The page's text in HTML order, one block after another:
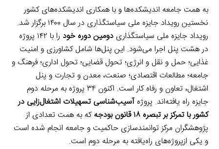
به همت جامعه اندیشکده‌ها و با همکاری اندیشکده‌های کشور
نخستین رویداد جایزه ملی سیاستگذاری در سال ۱۴۰۰ برگزار شد.
رویداد جایزه ملی سیاستگذاریدومین دوره خود
را با ۱۴۲ پروژه
در هشت پنل اجرا می‌شود. این پنل‌ها شامل کشاورزی و امنیت
غذایی؛ حمل و نقل و انرژی؛‌ تحول قضایی؛ تحول اداری؛‌ فرهنگ و
جامعه؛‌ مطالعات اقتصادی؛ صنعت، معدن و تجارت و پنل
اشتغال، تعاون و رفاه کار است. اکنون ۳۴ پروژه به مرحله دوم
جایزه راه یافته‌اند. پروژهآسیب‌شناسی تسهیلات اشتغال‌زایی در
کشور با تمرکز بر تبصره ۱۸ قانون بودجه
که به همت تعدادی از
پژوهشگران مرکز توانمندسازی حاکمیت و جامعه انجام شده است
و یکی ازپروژه‌های راه‌یافته به مرحله دوم است.